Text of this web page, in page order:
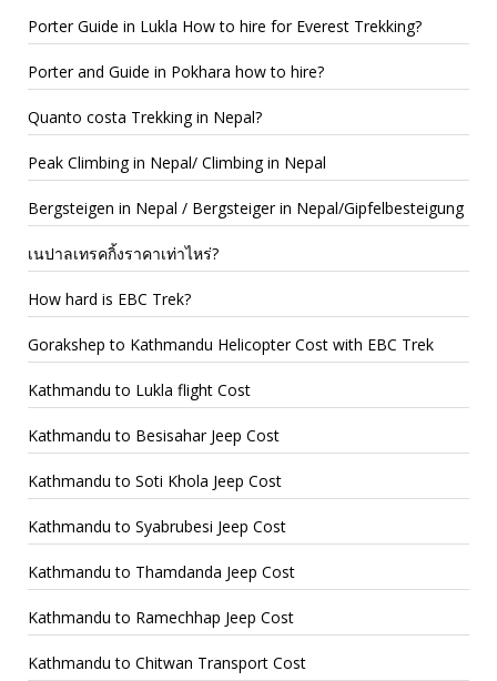
Porter Guide in Lukla How to hire for Everest Trekking?
Porter and Guide in Pokhara how to hire?
Quanto costa Trekking in Nepal?
Peak Climbing in Nepal/ Climbing in Nepal
Bergsteigen in Nepal / Bergsteiger in Nepal/Gipfelbesteigung
เนปาลเทรคกิ้งราคาเท่าไหร่?
How hard is EBC Trek?
Gorakshep to Kathmandu Helicopter Cost with EBC Trek
Kathmandu to Lukla flight Cost
Kathmandu to Besisahar Jeep Cost
Kathmandu to Soti Khola Jeep Cost
Kathmandu to Syabrubesi Jeep Cost
Kathmandu to Thamdanda Jeep Cost
Kathmandu to Ramechhap Jeep Cost
Kathmandu to Chitwan Transport Cost